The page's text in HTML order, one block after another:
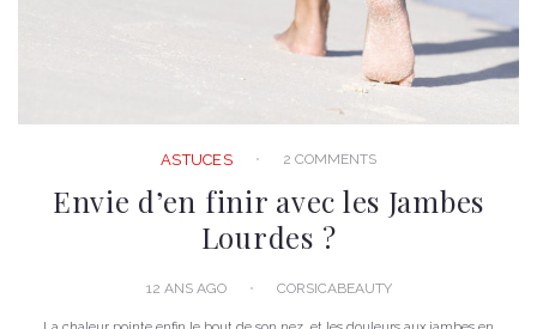
ASTUCES 2 COMMENTS
Envie d’en finir avec les Jambes
Lourdes ?
12 ANS AGO CORSICABEAUTY